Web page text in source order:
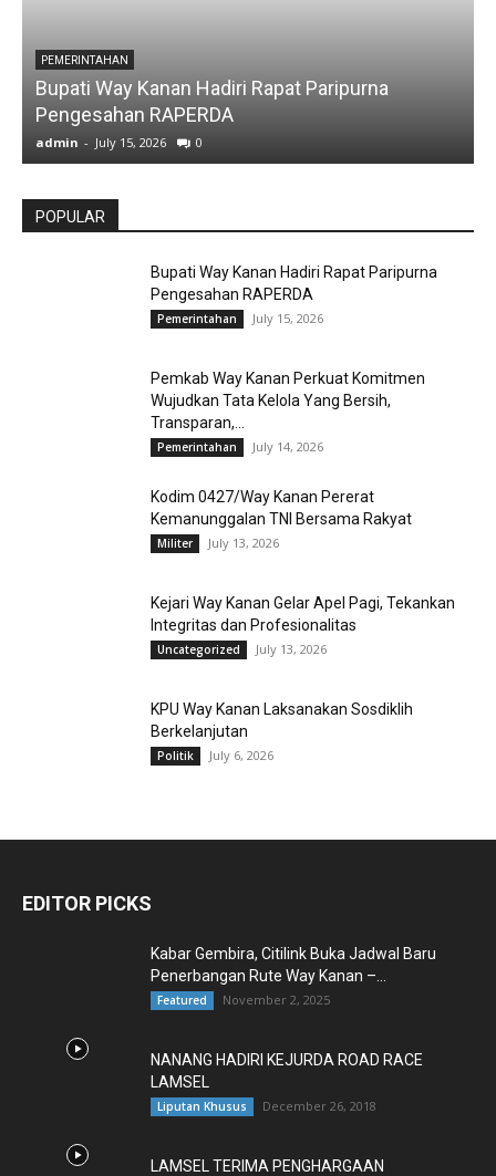
PEMERINTAHAN
Bupati Way Kanan Hadiri Rapat Paripurna
Pengesahan RAPERDA
admin - July 15, 2026 0
POPULAR
Bupati Way Kanan Hadiri Rapat Paripurna
Pengesahan RAPERDA
Pemerintahan July 15, 2026
Pemkab Way Kanan Perkuat Komitmen
Wujudkan Tata Kelola Yang Bersih,
Transparan,...
Pemerintahan July 14, 2026
Kodim 0427/Way Kanan Pererat
Kemanunggalan TNI Bersama Rakyat
Militer July 13, 2026
Kejari Way Kanan Gelar Apel Pagi, Tekankan
Integritas dan Profesionalitas
Uncategorized July 13, 2026
KPU Way Kanan Laksanakan Sosdiklih
Berkelanjutan
Politik July 6, 2026
EDITOR PICKS
Kabar Gembira, Citilink Buka Jadwal Baru
Penerbangan Rute Way Kanan –...
Featured November 2, 2025
NANANG HADIRI KEJURDA ROAD RACE
LAMSEL
Liputan Khusus December 26, 2018
LAMSEL TERIMA PENGHARGAAN